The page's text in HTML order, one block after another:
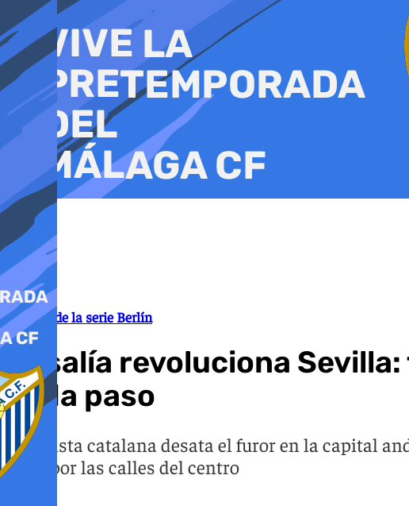
al
contenido
Estreno de la serie Berlín
Rosalía revoluciona
cada paso
La artista catalana desata el furor en la capital
verla por las calles del centro